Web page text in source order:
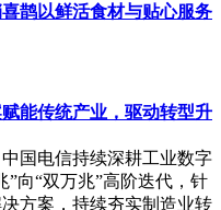
鹊以鲜活食材与贴心服务
能传统产业，驱动转型升
国电信持续深耕工业数字
向“双万兆”高阶迭代，针
方案，持续夯实制造业转